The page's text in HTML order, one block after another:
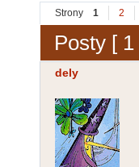
Strony 1 2
Posty [
dely